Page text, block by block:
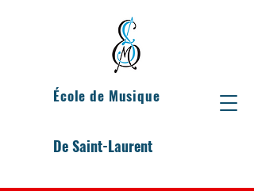
École de Musique
De Saint-Laurent